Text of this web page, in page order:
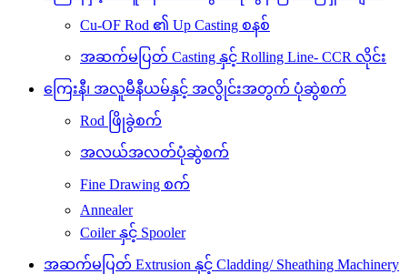
Cu-OF Rod ၏ Up Casting စနစ်
အဆက်မပြတ် Casting နှင့် Rolling Line- CCR လိုင်း
ကြေးနီ၊ အလူမီနီယမ်နှင့် အလွိုင်းအတွက် ပုံဆွဲစက်
Rod ဖြိုခွဲစက်
အလယ်အလတ်ပုံဆွဲစက်
Fine Drawing စက်
Annealer
Coiler နှင့် Spooler
အဆက်မပြတ် Extrusion နှင့် Cladding/ Sheathing Machinery